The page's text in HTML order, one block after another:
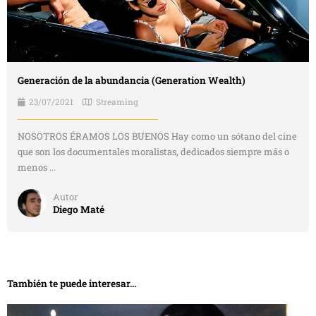
Generación de la abundancia (Generation Wealth)
23/07/2021 Streaming
NOSOTROS ÉRAMOS LOS BUENOS Hay como un sótano del cine
que son los documentales moralistas, dedicados siempre más o
menos ...
Autor
Diego Maté
También te puede interesar...